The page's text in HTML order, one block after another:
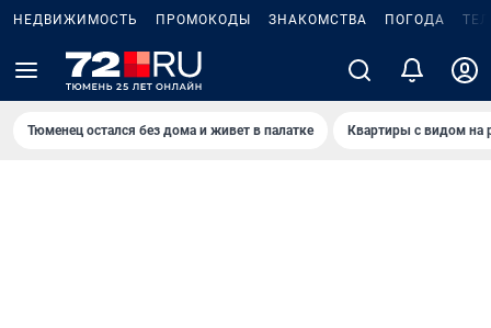
НЕДВИЖИМОСТЬ ПРОМОКОДЫ ЗНАКОМСТВА ПОГОДА
Тюменец остался без дома и живет в палатке Квартиры с видом на